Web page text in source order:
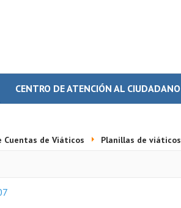
CENTRO DE ATENCIÓN AL CIUDADANO
Cuentas de Viáticos Planillas de viáticos